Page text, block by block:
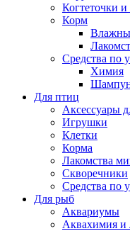
Когтеточки
Корм
Средства по
Химия
Для птиц
Аксессуары
Игрушки
Клетки
Корма
Лакомства
Скворечники
Средства по
Для рыб
Аквариумы
Аквахимия и